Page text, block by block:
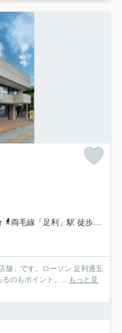
両毛線「足利」駅 徒歩17分
舗」です。ローソン 足利通五
のもポイント。... もっと見